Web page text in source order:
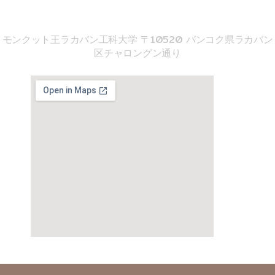
モンクット王ラカバン工科大学 〒10520 バンコク県ラカバン
区チャロングン通り